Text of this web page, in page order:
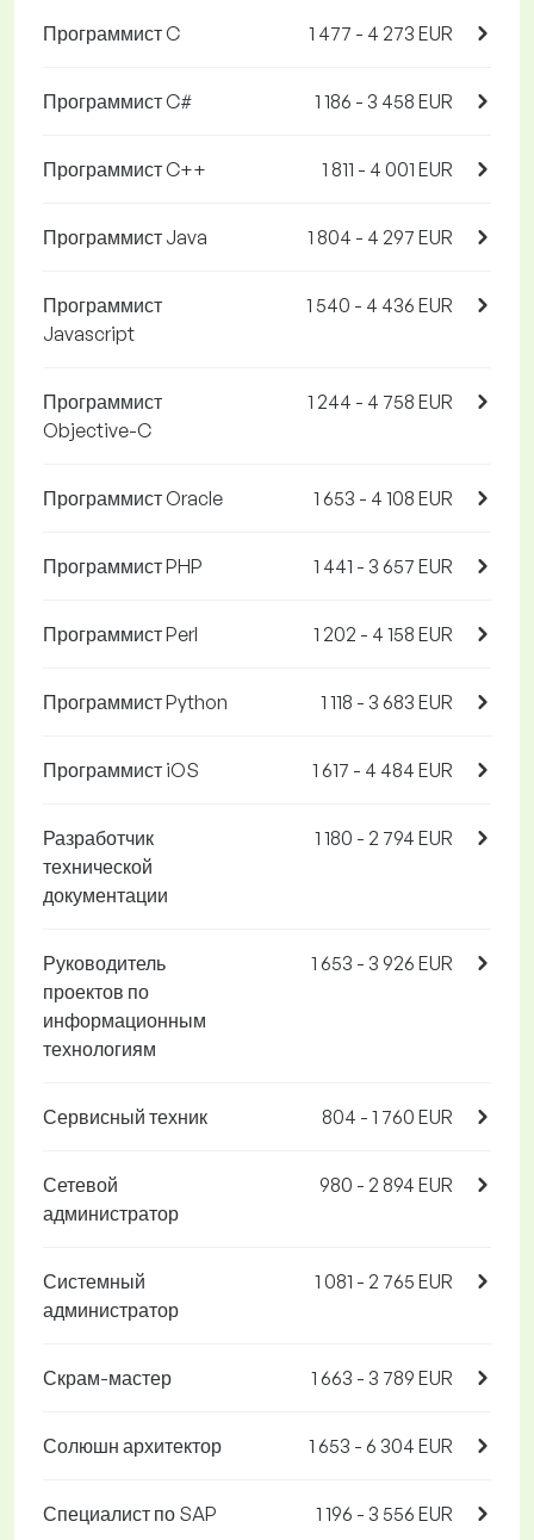
Программист C 1 477 - 4 273 EUR
Программист C# 1 186 - 3 458 EUR
Программист C++ 1 811 - 4 001 EUR
Программист Java 1 804 - 4 297 EUR
Программист
Javascript
1 540 - 4 436 EUR
Программист
Objective-C
1 244 - 4 758 EUR
Программист Oracle 1 653 - 4 108 EUR
Программист PHP 1 441 - 3 657 EUR
Программист Perl 1 202 - 4 158 EUR
Программист Python 1 118 - 3 683 EUR
Программист iOS 1 617 - 4 484 EUR
Разработчик
технической
документации
1 180 - 2 794 EUR
Руководитель
проектов по
информационным
технологиям
1 653 - 3 926 EUR
Сервисный техник 804 - 1 760 EUR
Сетевой
администратор
980 - 2 894 EUR
Системный
администратор
1 081 - 2 765 EUR
Скрам-мастер 1 663 - 3 789 EUR
Солюшн архитектор 1 653 - 6 304 EUR
Специалист по SAP 1 196 - 3 556 EUR